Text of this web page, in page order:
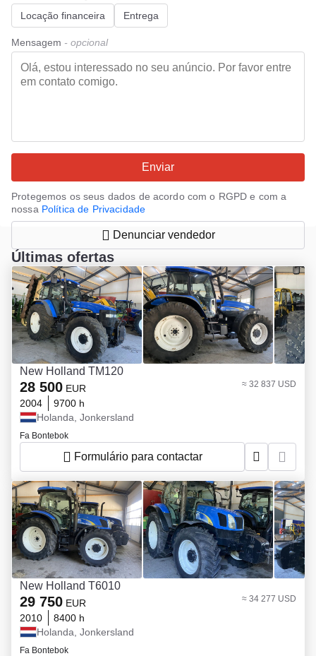
Locação financeira
Entrega
Mensagem - opcional
Enviar
Protegemos os seus dados de acordo com o RGPD e com a
nossa Política de Privacidade
Denunciar vendedor
Últimas ofertas
New Holland TM120
28 500 EUR ≈ 32 837 USD
2004
9700 h
Holanda, Jonkersland
Fa Bontebok
Formulário para contactar
New Holland T6010
29 750 EUR ≈ 34 277 USD
2010
8400 h
Holanda, Jonkersland
Fa Bontebok